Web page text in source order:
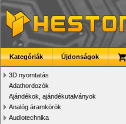
Kategóriák Újdonságok
3D nyomtatás
Adathordozók
Ajándékok, ajándékutalványok
Analóg áramkörök
Audiotechnika